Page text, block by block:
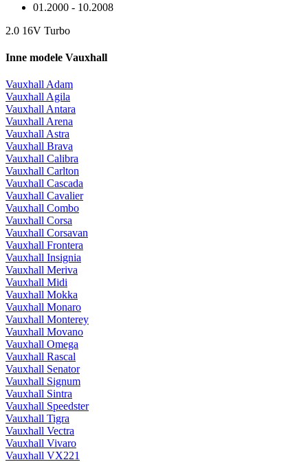
01.2000 - 10.2008
2.0 16V Turbo
Inne modele Vauxhall
Vauxhall Adam
Vauxhall Agila
Vauxhall Antara
Vauxhall Arena
Vauxhall Astra
Vauxhall Brava
Vauxhall Calibra
Vauxhall Carlton
Vauxhall Cascada
Vauxhall Cavalier
Vauxhall Combo
Vauxhall Corsa
Vauxhall Corsavan
Vauxhall Frontera
Vauxhall Insignia
Vauxhall Meriva
Vauxhall Midi
Vauxhall Mokka
Vauxhall Monaro
Vauxhall Monterey
Vauxhall Movano
Vauxhall Omega
Vauxhall Rascal
Vauxhall Senator
Vauxhall Signum
Vauxhall Sintra
Vauxhall Speedster
Vauxhall Tigra
Vauxhall Vectra
Vauxhall Vivaro
Vauxhall VX221